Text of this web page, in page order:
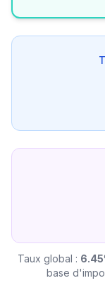
Taux global :
base